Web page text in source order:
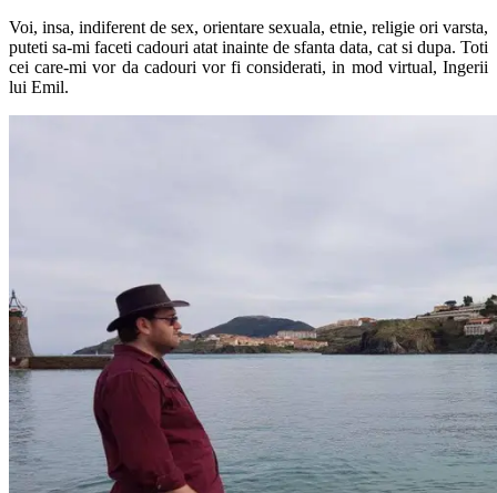
Voi, insa, indiferent de sex, orientare sexuala, etnie, religie ori varsta,
puteti sa-mi faceti cadouri atat inainte de sfanta data, cat si dupa. Toti
cei care-mi vor da cadouri vor fi considerati, in mod virtual, Ingerii
lui Emil.